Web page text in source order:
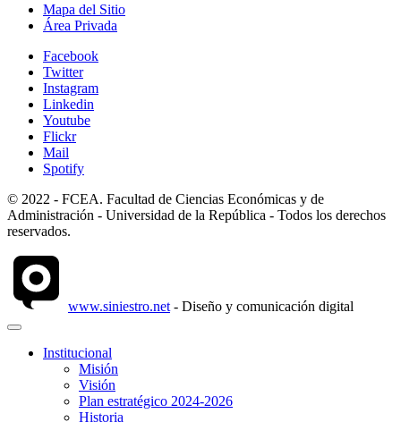
Mapa del Sitio
Área Privada
Facebook
Twitter
Instagram
Linkedin
Youtube
Flickr
Mail
Spotify
© 2022 - FCEA. Facultad de Ciencias Económicas y de
Administración - Universidad de la República - Todos los derechos
reservados.
www.siniestro.net - Diseño y comunicación digital
Institucional
Misión
Visión
Plan estratégico 2024-2026
Historia